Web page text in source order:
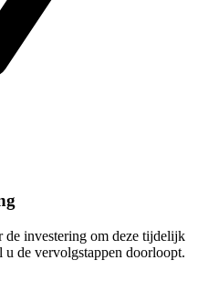
de investering om deze tijdelijk
de vervolgstappen doorloopt.